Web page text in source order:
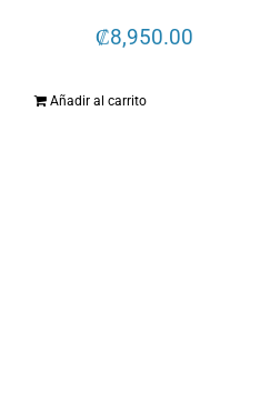
₡8,950.00
Añadir al carrito